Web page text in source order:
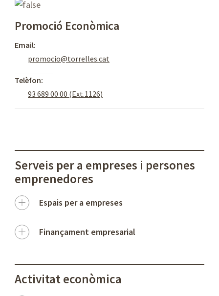
Promoció Econòmica
Email:
promocio@torrelles.cat
Telèfon:
93 689 00 00 (Ext.1126)
Serveis per a empreses i persones
emprenedores
Espais per a empreses
Finançament empresarial
Activitat econòmica